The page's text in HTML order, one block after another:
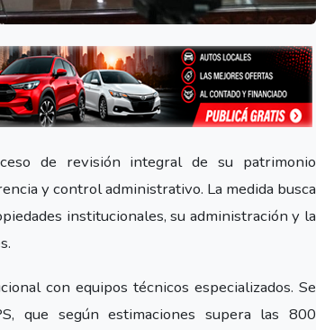
de revisión integral de su patrimonio
y control administrativo. La medida busca
institucionales, su administración y la
con equipos técnicos especializados. Se
que según estimaciones supera las 800